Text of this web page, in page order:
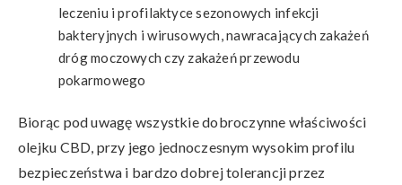
leczeniu i profilaktyce sezonowych infekcji
bakteryjnych i wirusowych, nawracających zakażeń
dróg moczowych czy zakażeń przewodu
pokarmowego
Biorąc pod uwagę wszystkie dobroczynne właściwości
olejku CBD, przy jego jednoczesnym wysokim profilu
bezpieczeństwa i bardzo dobrej tolerancji przez